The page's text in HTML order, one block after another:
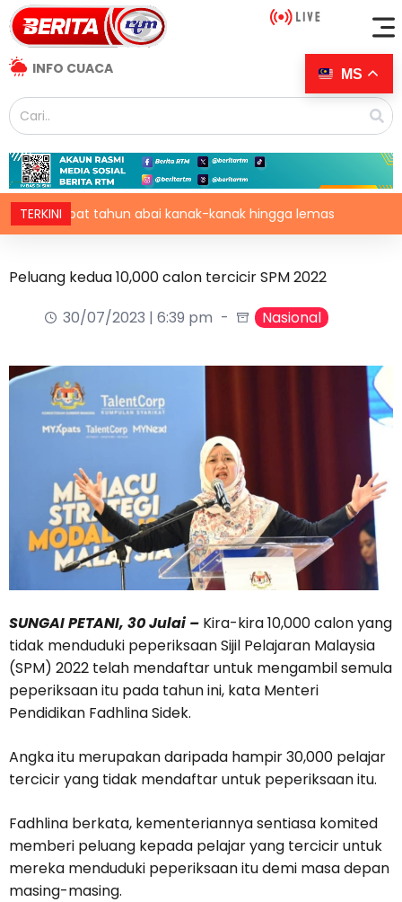
INFO CUACA
TERKINI
tahun abai kanak-kanak hingga lemas Rizab
Peluang kedua 10,000 calon tercicir SPM 2022
30/07/2023 | 6:39 pm
Nasional
SUNGAI PETANI, 30 Julai – Kira-kira 10,000 calon yang
tidak menduduki peperiksaan Sijil Pelajaran Malaysia
(SPM) 2022 telah mendaftar untuk mengambil semula
peperiksaan itu pada tahun ini, kata Menteri
Pendidikan Fadhlina Sidek.
Angka itu merupakan daripada hampir 30,000 pelajar
tercicir yang tidak mendaftar untuk peperiksaan itu.
Fadhlina berkata, kementeriannya sentiasa komited
memberi peluang kepada pelajar yang tercicir untuk
mereka menduduki peperiksaan itu demi masa depan
masing-masing.
MS